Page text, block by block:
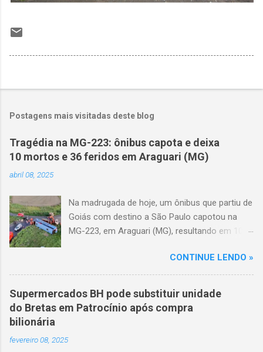
Postagens mais visitadas deste blog
Tragédia na MG-223: ônibus capota e deixa
10 mortos e 36 feridos em Araguari (MG)
abril 08, 2025
Na madrugada de hoje, um ônibus que partiu de
Goiás com destino a São Paulo capotou na
MG-223, em Araguari (MG), resultando em 10
volta das 3h40, próximo ao trevo de Queixinho,
quando o motorista perdeu o controle do
veículo, atravessou o canteiro central e
capotou em uma alça de acesso. Entre as
vítimas fatais, há duas crianças de
CONTINUE LENDO »
Supermercados BH pode substituir unidade
do Bretas em Patrocínio após compra
bilionária
fevereiro 08, 2025